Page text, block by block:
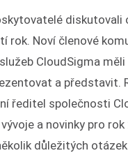
diskutovali
rok. Noví členové
CloudSigma
a představit.
ředitel společnosti
a novinky pro rok
důležitých